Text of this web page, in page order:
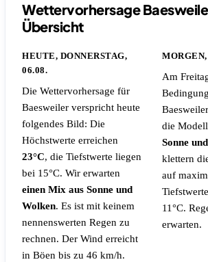
Wettervorhersage
Übersicht
HEUTE, DONNERSTAG,
06.08.
Die Wettervorhersage für
Baesweiler verspricht heute
folgendes Bild: Die
Höchstwerte erreichen
23°C, die Tiefstwerte liegen
bei 15°C. Wir erwarten
einen Mix aus Sonne und
Wolken. Es ist mit keinem
nennenswerten Regen zu
rechnen. Der Wind erreicht
in Böen bis zu 46 km/h.
Am
die
Sonne
klettern
auf
11°C.
erwarten.